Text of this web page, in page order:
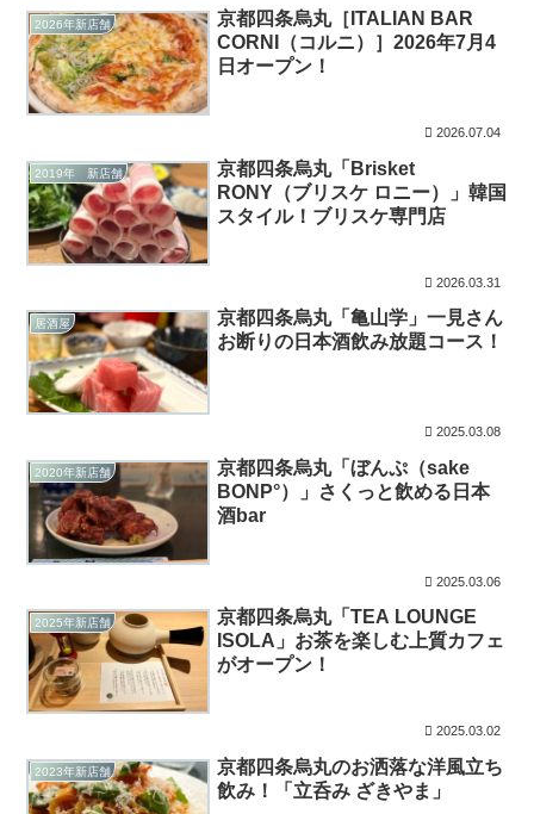
2026年新店舗
京都四条烏丸［ITALIAN BAR
CORNI（コルニ）］2026年7月4
日オープン！
2026.07.04
2019年 新店舗
京都四条烏丸「Brisket
RONY（ブリスケ ロニー）」韓国
スタイル！ブリスケ専門店
2026.03.31
居酒屋
京都四条烏丸「亀山学」一見さん
お断りの日本酒飲み放題コース！
2025.03.08
2020年新店舗
京都四条烏丸「ぼんぷ（sake
BONP°）」さくっと飲める日本
酒bar
2025.03.06
2025年新店舗
京都四条烏丸「TEA LOUNGE
ISOLA」お茶を楽しむ上質カフェ
がオープン！
2025.03.02
2023年新店舗
京都四条烏丸のお洒落な洋風立ち
飲み！「立呑み ざきやま」